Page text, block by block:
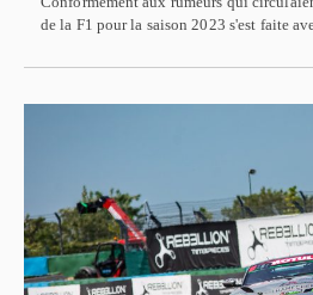
de la F1 pour la saison 2023 s'est faite